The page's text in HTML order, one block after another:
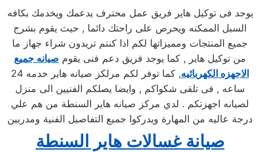
يوجد فى توكيل هاير فريق عمل محترف يدعمك ويخدمك بكافه
السبل الممكنه ويحرص على راحتك دائما , حيث يقوم بشرح
جميع المنتجات ومميزاتها لكم اذا كنتم تريدون شراء جهاز ما
من توكيل هاير , كما يوجد فريق دعم فنى يقوم صيانه جميع
الاجهزه الكهربائيه
, كما توفر لكم مرلكز صيانه هاير خدمه 24
ساعه , فى تلقى شكواكم , وايضا يصلكم الفنيين الى منزل
لصيانه اجهزتكم . لدي مركز صيانه هاير السنطة من هم علي
درجة عاليه من المهارة ويدركوا جميع التفاصيل الفنية ومدربين
صيانة غسالات هاير السنطة